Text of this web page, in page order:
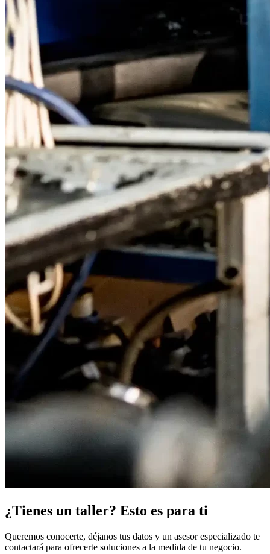
¿Tienes un taller? Esto es para ti
Queremos conocerte, déjanos tus datos y un asesor especializado te
contactará para ofrecerte soluciones a la medida de tu negocio.